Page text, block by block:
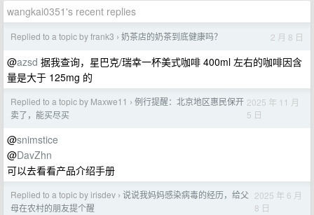
wangkai0351's recent replies
Replied to a topic by frank3 › 奶茶店的奶茶到底健康吗？ 2 月 8 日
@azsd 据我查询，星巴克/瑞幸一杯美式咖啡 400ml 左右的咖啡因含
量是大于 125mg 的
Replied to a topic by Maxwe11 › 例行提醒：北京地区惠民保开
卖了，能买尽买
2025 年 11 月
5 日
@snimstice
@DavZhn
可以去看看产品介绍手册
Replied to a topic by irisdev › 说说我妈妈感染病毒的经历，给父
母在农村的朋友提个醒
2025 年 6 月
8 日